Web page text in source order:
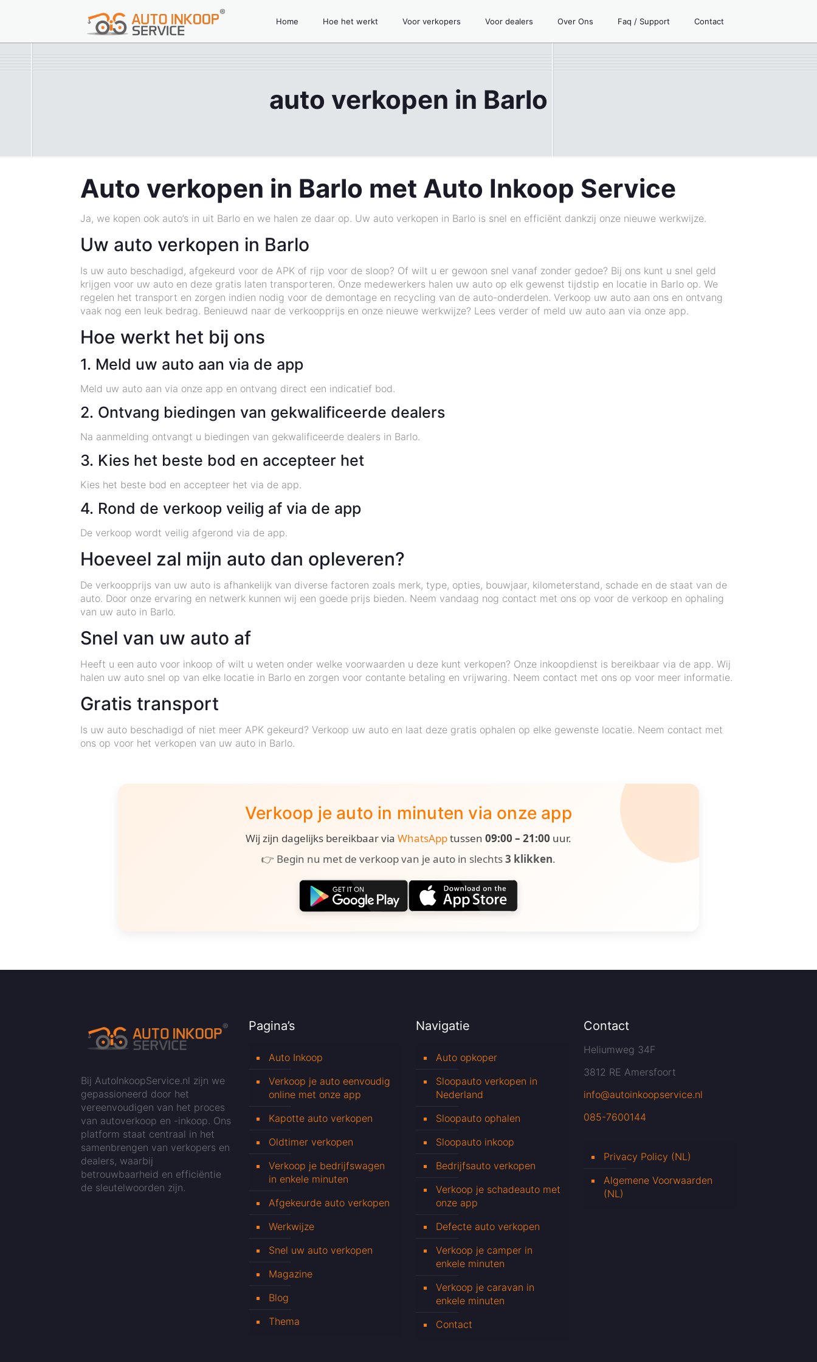
Home Hoe het werkt Voor verkopers Voor dealers Over Ons Faq / Support Contact
auto verkopen in Barlo
Auto verkopen in Barlo met Auto Inkoop Service
Ja, we kopen ook auto’s in uit Barlo en we halen ze daar op. Uw auto verkopen in Barlo is snel en efficiënt dankzij onze nieuwe werkwijze.
Uw auto verkopen in Barlo
Is uw auto beschadigd, afgekeurd voor de APK of rijp voor de sloop? Of wilt u er gewoon snel vanaf zonder gedoe? Bij ons kunt u snel geld
krijgen voor uw auto en deze gratis laten transporteren. Onze medewerkers halen uw auto op elk gewenst tijdstip en locatie in Barlo op. We
regelen het transport en zorgen indien nodig voor de demontage en recycling van de auto-onderdelen. Verkoop uw auto aan ons en ontvang
vaak nog een leuk bedrag. Benieuwd naar de verkoopprijs en onze nieuwe werkwijze? Lees verder of meld uw auto aan via onze app.
Hoe werkt het bij ons
1. Meld uw auto aan via de app
Meld uw auto aan via onze app en ontvang direct een indicatief bod.
2. Ontvang biedingen van gekwalificeerde dealers
Na aanmelding ontvangt u biedingen van gekwalificeerde dealers in Barlo.
3. Kies het beste bod en accepteer het
Kies het beste bod en accepteer het via de app.
4. Rond de verkoop veilig af via de app
De verkoop wordt veilig afgerond via de app.
Hoeveel zal mijn auto dan opleveren?
De verkoopprijs van uw auto is afhankelijk van diverse factoren zoals merk, type, opties, bouwjaar, kilometerstand, schade en de staat van de
auto. Door onze ervaring en netwerk kunnen wij een goede prijs bieden. Neem vandaag nog contact met ons op voor de verkoop en ophaling
van uw auto in Barlo.
Snel van uw auto af
Heeft u een auto voor inkoop of wilt u weten onder welke voorwaarden u deze kunt verkopen? Onze inkoopdienst is bereikbaar via de app. Wij
halen uw auto snel op van elke locatie in Barlo en zorgen voor contante betaling en vrijwaring. Neem contact met ons op voor meer informatie.
Gratis transport
Is uw auto beschadigd of niet meer APK gekeurd? Verkoop uw auto en laat deze gratis ophalen op elke gewenste locatie. Neem contact met
ons op voor het verkopen van uw auto in Barlo.
Verkoop je auto in minuten via onze app
Wij zijn dagelijks bereikbaar via WhatsApptussen 09:00 – 21:00 uur.
👉 Begin nu met de verkoop van je auto in slechts3 klikken.
Bij AutoInkoopService.nl zijn we
gepassioneerd door het
vereenvoudigen van het proces
van autoverkoop en -inkoop. Ons
platform staat centraal in het
samenbrengen van verkopers en
dealers, waarbij
betrouwbaarheid en efficiëntie
de sleutelwoorden zijn.
Pagina’s
Auto Inkoop
Verkoop je auto eenvoudig
online met onze app
Kapotte auto verkopen
Oldtimer verkopen
Verkoop je bedrijfswagen
in enkele minuten
Afgekeurde auto verkopen
Werkwijze
Snel uw auto verkopen
Magazine
Blog
Thema
Navigatie
Auto opkoper
Sloopauto verkopen in
Nederland
Sloopauto ophalen
Sloopauto inkoop
Bedrijfsauto verkopen
Verkoop je schadeauto met
onze app
Defecte auto verkopen
Verkoop je camper in
enkele minuten
Verkoop je caravan in
enkele minuten
Contact
Contact
Heliumweg 34F
3812 RE Amersfoort
info@autoinkoopservice.nl
085-7600144
Privacy Policy (NL)
Algemene Voorwaarden
(NL)